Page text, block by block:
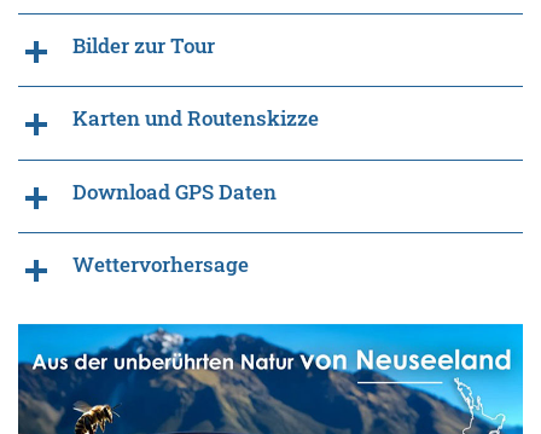
Bilder zur Tour
Karten und Routenskizze
Download GPS Daten
Wettervorhersage